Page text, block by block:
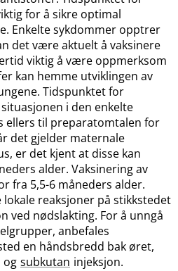
for å sikre optimal
Enkelte sykdommer opptrer
det være aktuelt å vaksinere
viktig å være oppmerksom
kan hemme utviklingen av
Tidspunktet for
i den enkelte
ellers til preparatomtalen for
det gjelder maternale
er det kjent at disse kan
alder. Vaksinering av
fra 5,5-6 måneders alder.
reaksjoner på stikkstedet
ved nødslakting. For å unngå
anbefales
en håndsbredd bak øret,
og subkutan injeksjon.